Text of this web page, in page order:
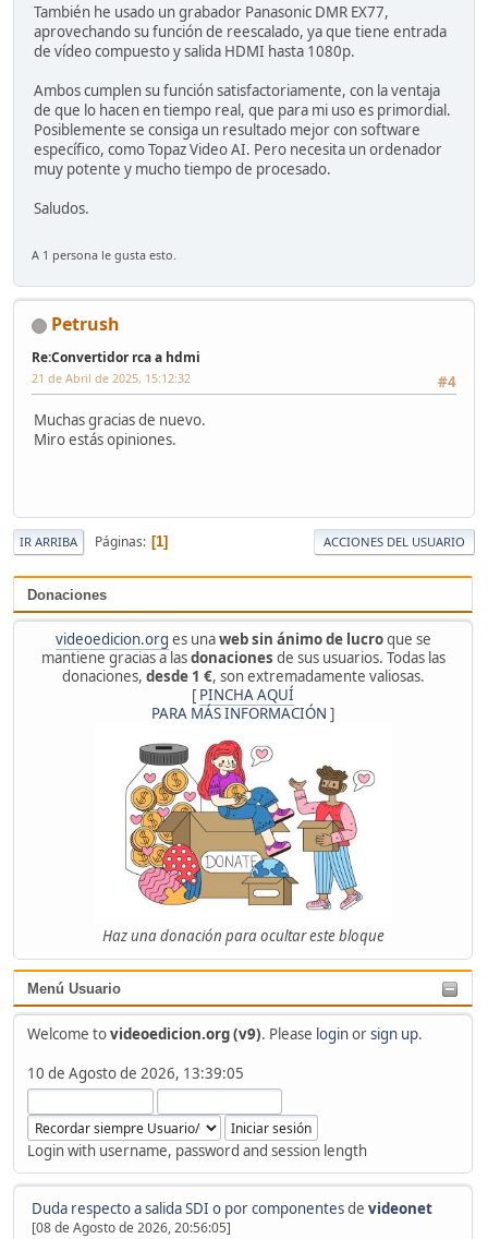
Donaciones
videoedicion.org es unaweb sin ánimo de lucroque se
mantiene gracias a lasdonaciones de sus usuarios. Todas las
donaciones, desde 1 €, son extremadamente valiosas.
[ PINCHA AQUÍ
PARA MÁS INFORMACIÓN ]
Haz una donación para ocultar este bloque
Menú Usuario
Welcome tovideoedicion.org (v9). Please loginorsign up.
10 de Agosto de 2026, 13:39:05
Login with username, password and session length
Duda respecto a salida SDI o por componentesde videonet
[08 de Agosto de 2026, 20:56:05]
También he usado un grabador Panasonic DMR EX77,
aprovechando su función de reescalado, ya que tiene entrada
de vídeo compuesto y salida HDMI hasta 1080p.
Ambos cumplen su función satisfactoriamente, con la ventaja
de que lo hacen en tiempo real, que para mi uso es primordial.
Posiblemente se consiga un resultado mejor con software
específico, como Topaz Video AI. Pero necesita un ordenador
muy potente y mucho tiempo de procesado.
Saludos.
A 1 persona le gusta esto.
Petrush
Re:Convertidor rca a hdmi
#4
21 de Abril de 2025, 15:12:32
Muchas gracias de nuevo.
Miro estás opiniones.
IR ARRIBA Páginas 1 ACCIONES DEL USUARIO